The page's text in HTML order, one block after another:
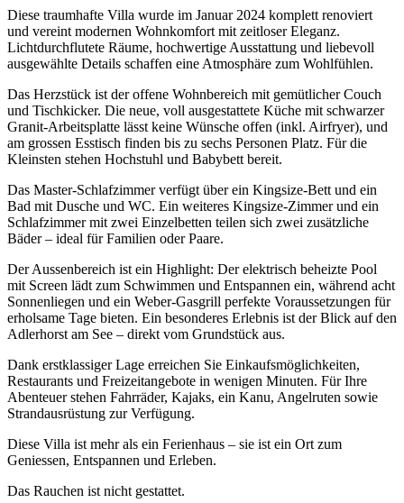
Diese traumhafte Villa wurde im Januar 2024 komplett renoviert
und vereint modernen Wohnkomfort mit zeitloser Eleganz.
Lichtdurchflutete Räume, hochwertige Ausstattung und liebevoll
ausgewählte Details schaffen eine Atmosphäre zum Wohlfühlen.
Das Herzstück ist der offene Wohnbereich mit gemütlicher Couch
und Tischkicker. Die neue, voll ausgestattete Küche mit schwarzer
Granit-Arbeitsplatte lässt keine Wünsche offen (inkl. Airfryer), und
am grossen Esstisch finden bis zu sechs Personen Platz. Für die
Kleinsten stehen Hochstuhl und Babybett bereit.
Das Master-Schlafzimmer verfügt über ein Kingsize-Bett und ein
Bad mit Dusche und WC. Ein weiteres Kingsize-Zimmer und ein
Schlafzimmer mit zwei Einzelbetten teilen sich zwei zusätzliche
Bäder – ideal für Familien oder Paare.
Der Aussenbereich ist ein Highlight: Der elektrisch beheizte Pool
mit Screen lädt zum Schwimmen und Entspannen ein, während acht
Sonnenliegen und ein Weber-Gasgrill perfekte Voraussetzungen für
erholsame Tage bieten. Ein besonderes Erlebnis ist der Blick auf den
Adlerhorst am See – direkt vom Grundstück aus.
Dank erstklassiger Lage erreichen Sie Einkaufsmöglichkeiten,
Restaurants und Freizeitangebote in wenigen Minuten. Für Ihre
Abenteuer stehen Fahrräder, Kajaks, ein Kanu, Angelruten sowie
Strandausrüstung zur Verfügung.
Diese Villa ist mehr als ein Ferienhaus – sie ist ein Ort zum
Geniessen, Entspannen und Erleben.
Das Rauchen ist nicht gestattet.